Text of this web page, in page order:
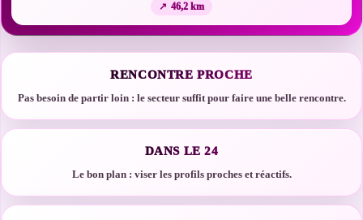
46,2 km
RENCONTRE PROCHE
Pas besoin de partir loin : le secteur suffit pour faire une belle rencontre.
DANS LE 24
Le bon plan : viser les profils proches et réactifs.